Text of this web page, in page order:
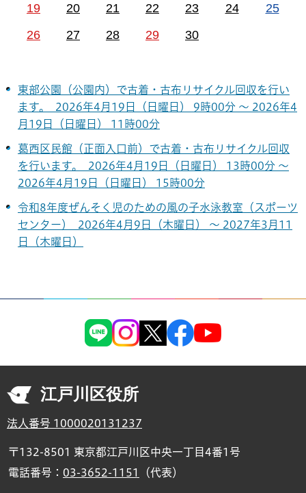
19
20 21 22 23 24
25
26
27 28 29 30
東部公園（公園内）で古着・古布リサイクル回収を行い
ます。 2026年4月19日（日曜日） 9時00分 ～ 2026年4
月19日（日曜日） 11時00分
葛西区民館（正面入口前）で古着・古布リサイクル回収
を行います。 2026年4月19日（日曜日） 13時00分 ～
2026年4月19日（日曜日） 15時00分
令和8年度ぜんそく児のための風の子水泳教室（スポーツ
センター） 2026年4月9日（木曜日） ～ 2027年3月11
日（木曜日）
江戸川区役所
法人番号 1000020131237
〒132-8501 東京都江戸川区中央一丁目4番1号
電話番号： 03-3652-1151 （代表）